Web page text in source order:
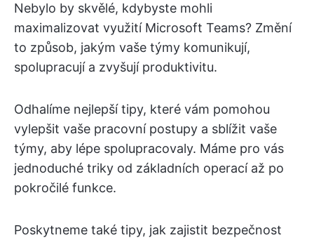
Nebylo by skvělé, kdybyste mohli
maximalizovat využití Microsoft Teams? Změní
to způsob, jakým vaše týmy komunikují,
spolupracují a zvyšují produktivitu.
Odhalíme nejlepší tipy, které vám pomohou
vylepšit vaše pracovní postupy a sblížit vaše
týmy, aby lépe spolupracovaly. Máme pro vás
jednoduché triky od základních operací až po
pokročilé funkce.
Poskytneme také tipy, jak zajistit bezpečnost